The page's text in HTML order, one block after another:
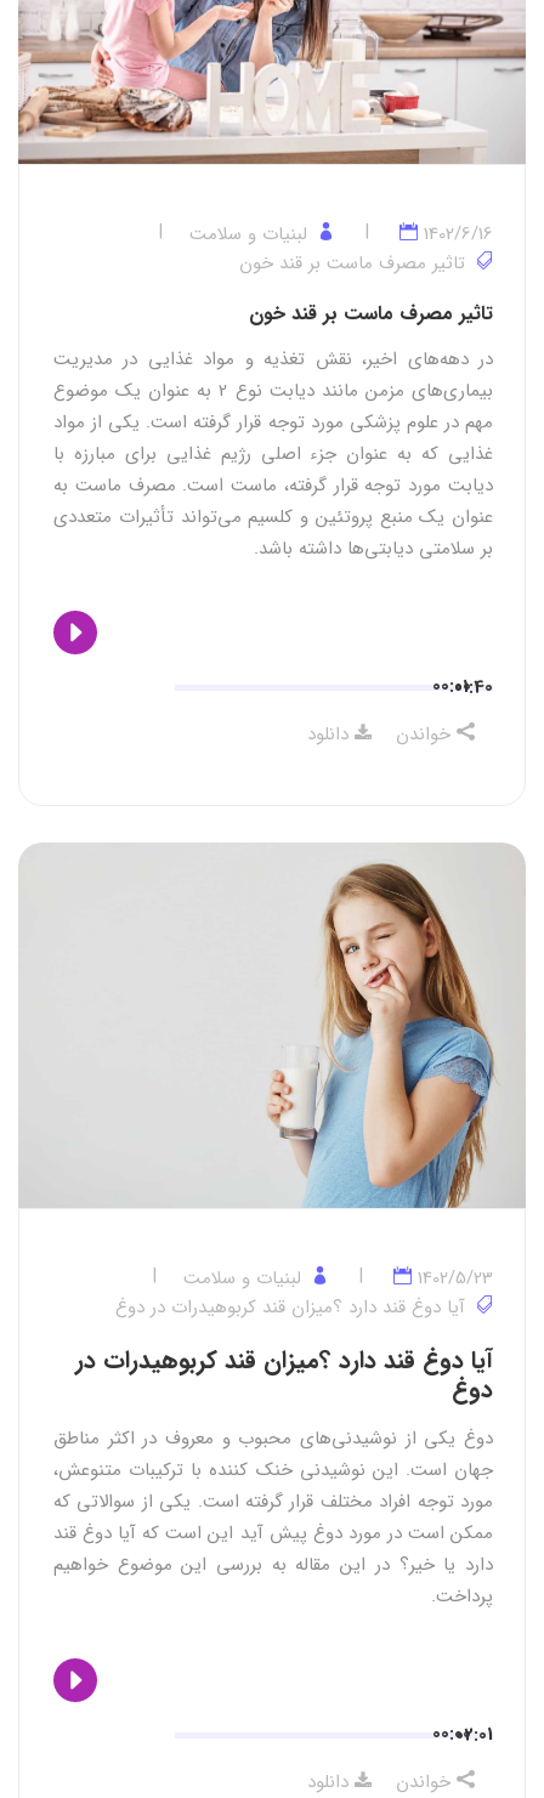
1402/6/16
لبنیات و سلامت
تاثیر مصرف ماست بر قند خون
تاثیر مصرف ماست بر قند خون
در دهه‌های اخیر، نقش تغذیه و مواد غذایی در مدیریت
بیماری‌های مزمن مانند دیابت نوع 2 به عنوان یک موضوع
مهم در علوم پزشکی مورد توجه قرار گرفته است. یکی از مواد
غذایی که به عنوان جزء اصلی رژیم غذایی برای مبارزه با
دیابت مورد توجه قرار گرفته، ماست است. مصرف ماست به
عنوان یک منبع پروتئین و کلسیم می‌تواند تأثیرات متعددی
بر سلامتی دیابتی‌ها داشته باشد.
00:0001:40
خواندن
دانلود
1402/5/23
لبنیات و سلامت
آیا دوغ قند دارد ؟میزان قند کربوهیدرات در دوغ
آیا دوغ قند دارد ؟میزان قند کربوهیدرات در
دوغ
دوغ یکی از نوشیدنی‌های محبوب و معروف در اکثر مناطق
جهان است. این نوشیدنی خنک کننده با ترکیبات متنوعش،
مورد توجه افراد مختلف قرار گرفته است. یکی از سوالاتی که
ممکن است در مورد دوغ پیش آید این است که آیا دوغ قند
دارد یا خیر؟ در این مقاله به بررسی این موضوع خواهیم
پرداخت.
00:0002:01
خواندن
دانلود